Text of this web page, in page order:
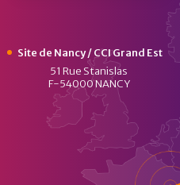
Site de Nancy / CCI Grand Est
51 Rue Stanislas
F-54000 NANCY